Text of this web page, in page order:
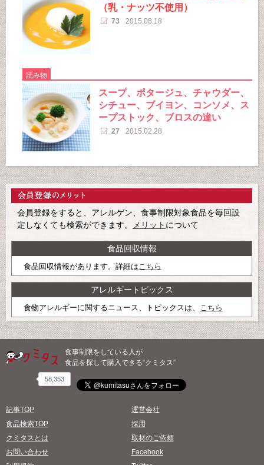
（乳・ナッツ不使用）
73 2015.08.18
読み物
スープ、ポタージュ、チャウダー、
シチュー、ブイヨン、コンソメ、ス
ープストック、ブロスの違い
27 2015.02.28
会員登録をすると、アレルゲン、食事制限対象食品を毎回設
定しなくても検索ができます。
メリット について
食品回収情報
食品回収情報があります。詳細はこちら
アレルギートピックス
食物アレルギーに関するニュース、トピックスは、 こちら
食事制限をしている人が
食品を探して購入できる“クミタス”
58,353
記事TOP
食品検索TOP
クミタスとは
お問い合わせ
運営会社
採用
取材のご依頼
Facebook